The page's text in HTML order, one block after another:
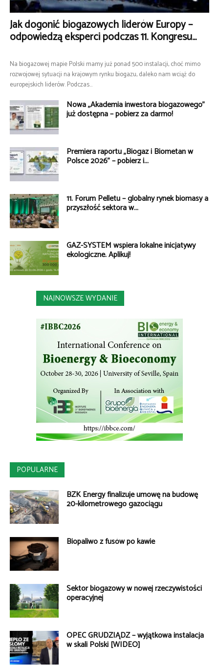
Jak dogonić biogazowych liderów Europy –
odpowiedzą eksperci podczas 11. Kongresu...
Na biogazowej mapie Polski mamy już ponad 500 instalacji, choć mimo
rozwojowej sytuacji na krajowym rynku biogazu, daleko nam wciąż do
europejskich liderów. Podczas...
Nowa „Akademia inwestora biogazowego”
już dostępna – pobierz za darmo!
Premiera raportu „Biogaz i Biometan w
Polsce 2026” – pobierz i...
11. Forum Pelletu – globalny rynek biomasy a
przyszłość sektora w...
GAZ-SYSTEM wspiera lokalne inicjatywy
ekologiczne. Aplikuj!
NAJNOWSZE WYDANIE
POPULARNE
BZK Energy finalizuje umowę na budowę
20-kilometrowego gazociągu
Biopaliwo z fusów po kawie
Sektor biogazowy w nowej rzeczywistości
operacyjnej
OPEC GRUDZIĄDZ – wyjątkowa instalacja
w skali Polski [WIDEO]